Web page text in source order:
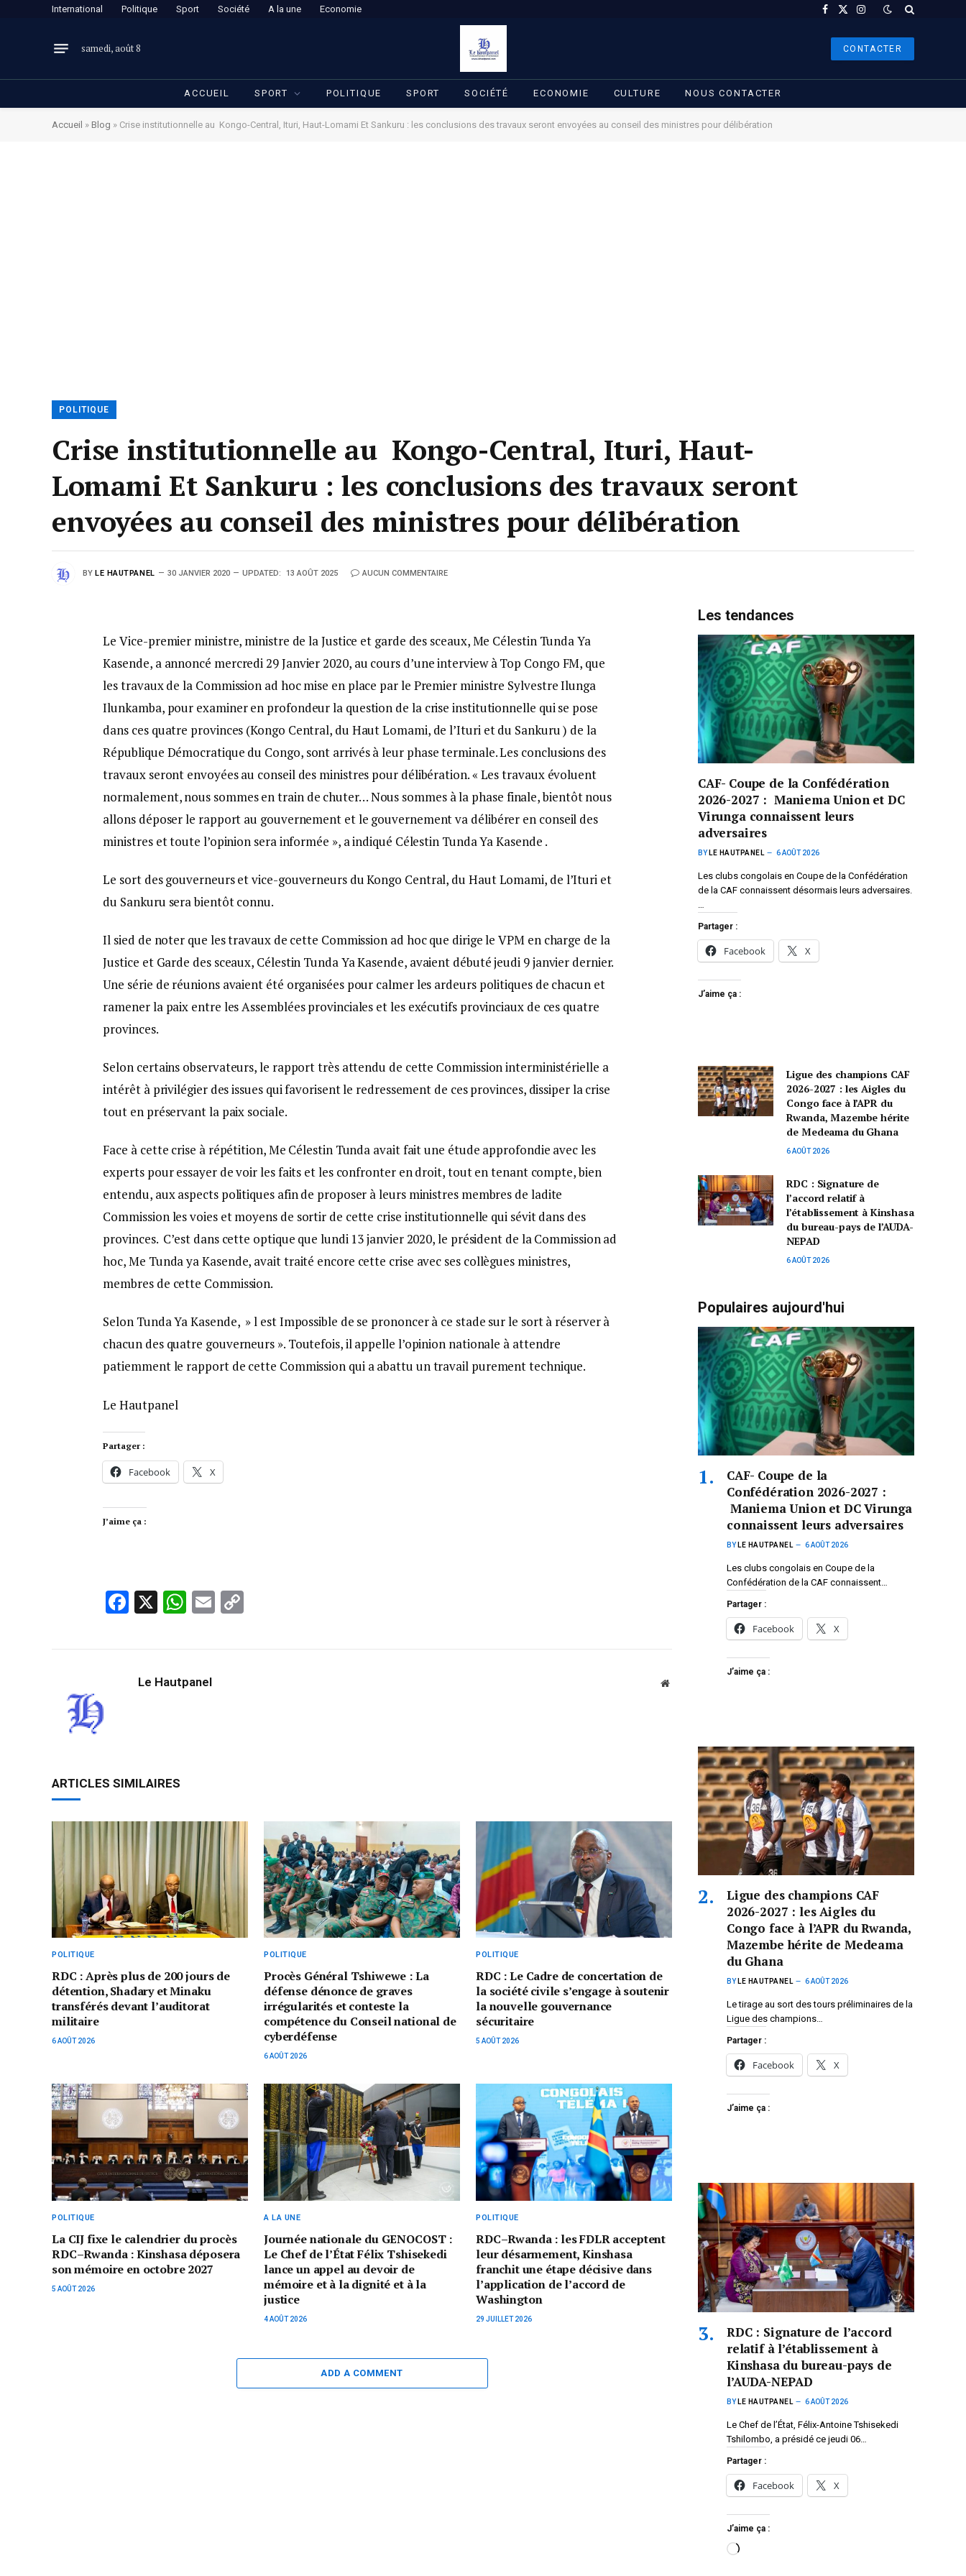
International Politique Sport Société A la une Economie Facebook
X
Instagram
samedi, août 8 CONTACTER
ACCUEIL SPORT POLITIQUE SPORT SOCIÉTÉ ECONOMIE CULTURE NOUS CONTACTER
Accueil » Blog » Crise institutionnelle au Kongo-Central, Ituri, Haut-Lomami Et Sankuru : les conclusions des travaux seront envoyées au conseil des ministres pour délibération
POLITIQUE
Crise institutionnelle au Kongo-Central, Ituri, Haut-
Lomami Et Sankuru : les conclusions des travaux seront
envoyées au conseil des ministres pour délibération
BY LE HAUTPANEL 30 JANVIER 2020 UPDATED: 13 AOÛT 2025 AUCUN COMMENTAIRE
Le Vice-premier ministre, ministre de la Justice et garde des sceaux, Me Célestin Tunda Ya
Kasende, a annoncé mercredi 29 Janvier 2020, au cours d’une interview à Top Congo FM, que
les travaux de la Commission ad hoc mise en place par le Premier ministre Sylvestre Ilunga
Ilunkamba, pour examiner en profondeur la question de la crise institutionnelle qui se pose
dans ces quatre provinces (Kongo Central, du Haut Lomami, de l’Ituri et du Sankuru ) de la
République Démocratique du Congo, sont arrivés à leur phase terminale. Les conclusions des
travaux seront envoyées au conseil des ministres pour délibération. « Les travaux évoluent
normalement, nous sommes en train de chuter… Nous sommes à la phase finale, bientôt nous
allons déposer le rapport au gouvernement et le gouvernement va délibérer en conseil des
ministres et toute l’opinion sera informée », a indiqué Célestin Tunda Ya Kasende .
Le sort des gouverneurs et vice-gouverneurs du Kongo Central, du Haut Lomami, de l’Ituri et
du Sankuru sera bientôt connu.
Il sied de noter que les travaux de cette Commission ad hoc que dirige le VPM en charge de la
Justice et Garde des sceaux, Célestin Tunda Ya Kasende, avaient débuté jeudi 9 janvier dernier.
Une série de réunions avaient été organisées pour calmer les ardeurs politiques de chacun et
ramener la paix entre les Assemblées provinciales et les exécutifs provinciaux de ces quatre
provinces.
Selon certains observateurs, le rapport très attendu de cette Commission interministérielle a
intérêt à privilégier des issues qui favorisent le redressement de ces provinces, dissiper la crise
tout en préservant la paix sociale.
Face à cette crise à répétition, Me Célestin Tunda avait fait une étude approfondie avec les
experts pour essayer de voir les faits et les confronter en droit, tout en tenant compte, bien
entendu, aux aspects politiques afin de proposer à leurs ministres membres de ladite
Commission les voies et moyens de sortir de cette crise institutionnelle qui sévit dans des
provinces. C’est dans cette optique que lundi 13 janvier 2020, le président de la Commission ad
hoc, Me Tunda ya Kasende, avait traité encore cette crise avec ses collègues ministres,
membres de cette Commission.
Selon Tunda Ya Kasende, » l est Impossible de se prononcer à ce stade sur le sort à réserver à
chacun des quatre gouverneurs ». Toutefois, il appelle l’opinion nationale à attendre
patiemment le rapport de cette Commission qui a abattu un travail purement technique.
Le Hautpanel
Partager :
Facebook X
J’aime ça :
Facebook
X WhatsApp
Email
Le Hautpanel Website
ARTICLES SIMILAIRES
POLITIQUE
RDC : Après plus de 200 jours de
détention, Shadary et Minaku
transférés devant l’auditorat
militaire
6 AOÛT 2026
POLITIQUE
Procès Général Tshiwewe : La
défense dénonce de graves
irrégularités et conteste la
compétence du Conseil national de
cyberdéfense
6 AOÛT 2026
POLITIQUE
RDC : Le Cadre de concertation de
la société civile s’engage à soutenir
la nouvelle gouvernance
sécuritaire
5 AOÛT 2026
POLITIQUE
La CIJ fixe le calendrier du procès
RDC–Rwanda : Kinshasa déposera
son mémoire en octobre 2027
5 AOÛT 2026
A LA UNE
Journée nationale du GENOCOST :
Le Chef de l’État Félix Tshisekedi
lance un appel au devoir de
mémoire et à la dignité et à la
justice
4 AOÛT 2026
POLITIQUE
RDC–Rwanda : les FDLR acceptent
leur désarmement, Kinshasa
franchit une étape décisive dans
l’application de l’accord de
Washington
29 JUILLET 2026
ADD A COMMENT
Les tendances
CAF- Coupe de la Confédération
2026-2027 : Maniema Union et DC
Virunga connaissent leurs
adversaires
BY LE HAUTPANEL 6 AOÛT 2026
Les clubs congolais en Coupe de la Confédération
de la CAF connaissent désormais leurs adversaires.
…
Partager :
Facebook X
J’aime ça :
Ligue des champions CAF
2026-2027 : les Aigles du
Congo face à l’APR du
Rwanda, Mazembe hérite
de Medeama du Ghana
6 AOÛT 2026
RDC : Signature de
l’accord relatif à
l’établissement à Kinshasa
du bureau-pays de l’AUDA-
NEPAD
6 AOÛT 2026
Populaires aujourd'hui
CAF- Coupe de la
Confédération 2026-2027 :
Maniema Union et DC Virunga
connaissent leurs adversaires
BY LE HAUTPANEL 6 AOÛT 2026
Les clubs congolais en Coupe de la
Confédération de la CAF connaissent…
Partager :
Facebook X
J’aime ça :
Ligue des champions CAF
2026-2027 : les Aigles du
Congo face à l’APR du Rwanda,
Mazembe hérite de Medeama
du Ghana
BY LE HAUTPANEL 6 AOÛT 2026
Le tirage au sort des tours préliminaires de la
Ligue des champions…
Partager :
Facebook X
J’aime ça :
RDC : Signature de l’accord
relatif à l’établissement à
Kinshasa du bureau-pays de
l’AUDA-NEPAD
BY LE HAUTPANEL 6 AOÛT 2026
Le Chef de l’État, Félix-Antoine Tshisekedi
Tshilombo, a présidé ce jeudi 06…
Partager :
Facebook X
J’aime ça :